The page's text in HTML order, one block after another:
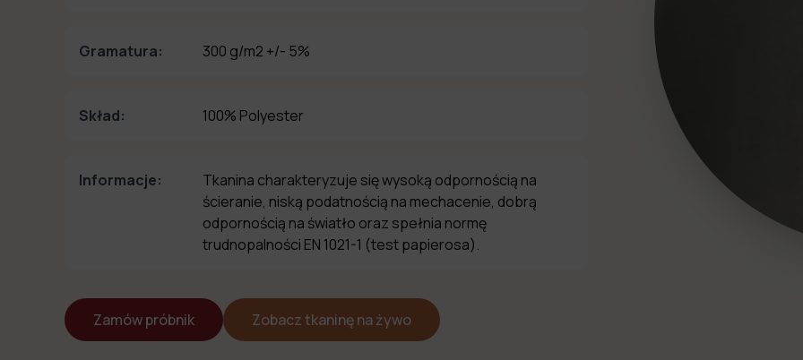
Gramatura: 300 g/m2 +/- 5%
Skład: 100% Polyester
Informacje:
Tkanina charakteryzuje się wysoką odpornością na
ścieranie, niską podatnością na mechacenie, dobrą
odpornością na światło oraz spełnia normę
trudnopalności EN 1021-1 (test papierosa).
Zamów próbnik Zobacz tkaninę na żywo